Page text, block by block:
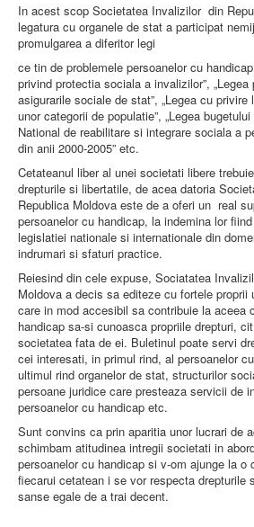
In acest scop Societatea Invalizilor din
legatura cu organele de stat a participat
promulgarea a diferitor legi
ce tin de problemele persoanelor cu
privind protectia sociala a invalizilor”,
asigurarile sociale de stat”, „Legea cu
unor categorii de populatie”, „Legea
National de reabilitare si integrare sociala a
din anii 2000-2005” etc.
Cetateanul liber al unei societati libere
drepturile si libertatile, de acea datoria
Republica Moldova este de a oferi un real
persoanelor cu handicap, la indemina lor
legislatiei nationale si internationale din
indrumari si sfaturi practice.
Reiesind din cele expuse, Sociatatea
Moldova a decis sa editeze cu fortele proprii
care in mod accesibil sa contribuie la aceea
handicap sa-si cunoasca propriile drepturi,
societatea fata de ei. Buletinul poate servi
cei interesati, in primul rind, al persoanelor
ultimul rind organelor de stat, structurilor
persoane juridice care presteaza servicii de
persoanelor cu handicap etc.
Sunt convins ca prin aparitia unor lucrari de
schimbam atitudinea intregii societati in
persoanelor cu handicap si v-om ajunge la o
fiecarui cetatean i se vor respecta drepturile
sanse egale de a trai decent.